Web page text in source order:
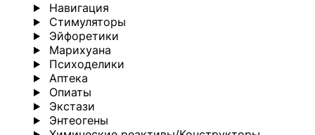
Навигация
Стимуляторы
Эйфоретики
Марихуана
Психоделики
Аптека
Опиаты
Экстази
Энтеогены